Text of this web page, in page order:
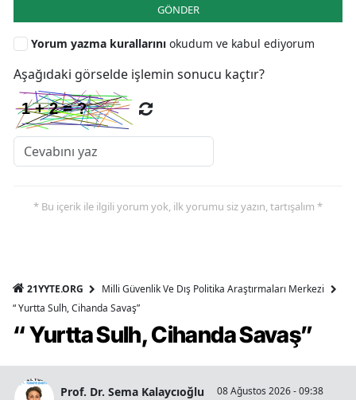
GÖNDER
Yorum yazma kurallarını okudum ve kabul ediyorum
Aşağıdaki görselde işlemin sonucu kaçtır?
* Bu içerik ile ilgili yorum yok, ilk yorumu siz yazın, tartışalım *
21YYTE.ORG
Milli Güvenlik Ve Dış Politika Araştırmaları Merkezi
“ Yurtta Sulh, Cihanda Savaş”
“ Yurtta Sulh, Cihanda Savaş”
Prof. Dr. Sema Kalaycıoğlu
08 Ağustos 2026 - 09:38